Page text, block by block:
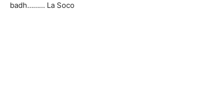
badh……… La Soco